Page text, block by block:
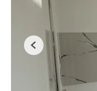
Previous